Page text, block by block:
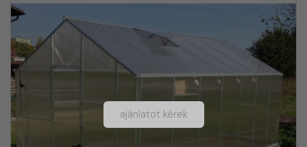
ajánlatot kérek